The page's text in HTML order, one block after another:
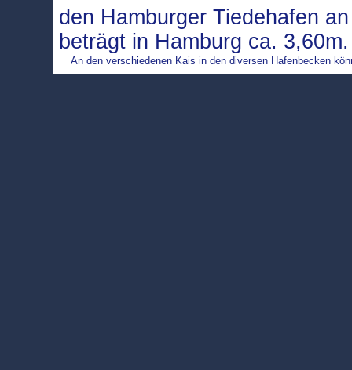
den Hamburger Tiedehafen
beträgt in Hamburg ca.
An den verschiedenen Kais in den diversen Hafenbecken